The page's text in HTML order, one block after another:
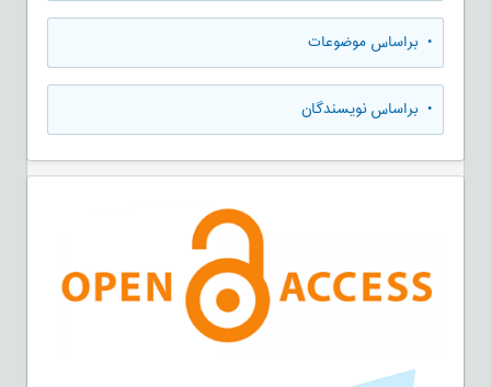
• براساس موضوعات
• براساس نویسندگان